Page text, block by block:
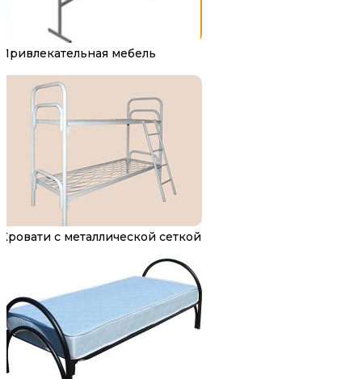
Привлекательная мебель
Кровати с металлической сеткой